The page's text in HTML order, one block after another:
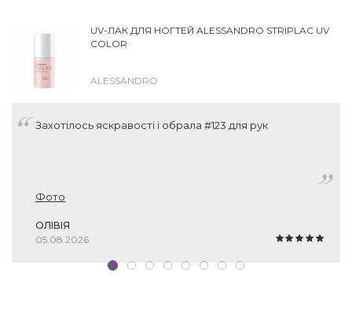
UV-ЛАК ДЛЯ НОГТЕЙ ALESSANDRO STRIPLAC UV
COLOR
ALESSANDRO
Захотілось яскравості і обрала #123 для рук
Фото
ОЛІВІЯ
05.08.2026